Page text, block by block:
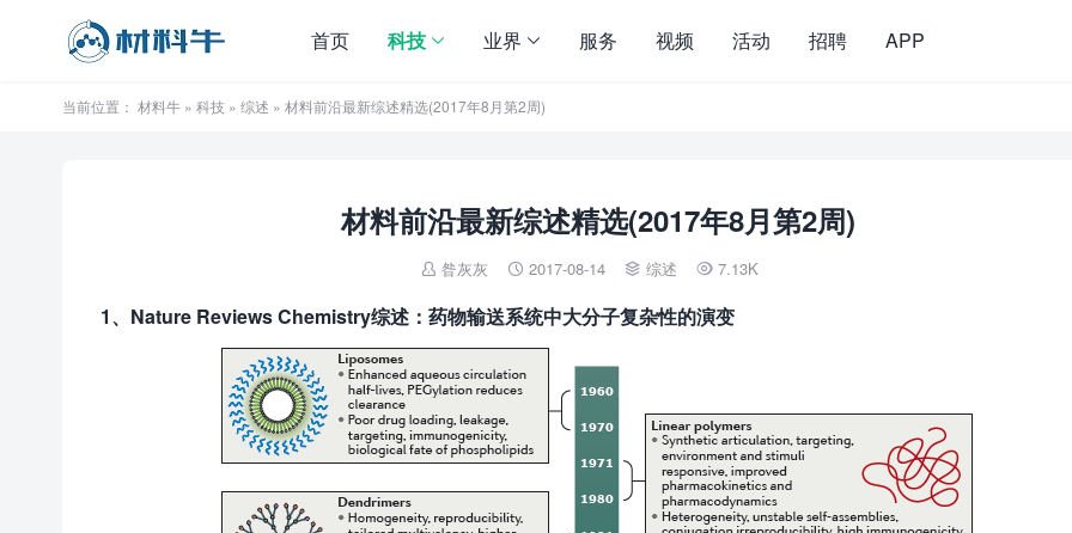
首页 科技 业界 服务 视频 活动 招聘 APP
当前位置： 材料牛 » 科技 » 综述 » 材料前沿最新综述精选(2017年8月第2周)
材料前沿最新综述精选(2017年8月第2周)
 昝灰灰  2017-08-14  综述  7.13K
1、Nature Reviews Chemistry综述：药物输送系统中大分子复杂性的演变